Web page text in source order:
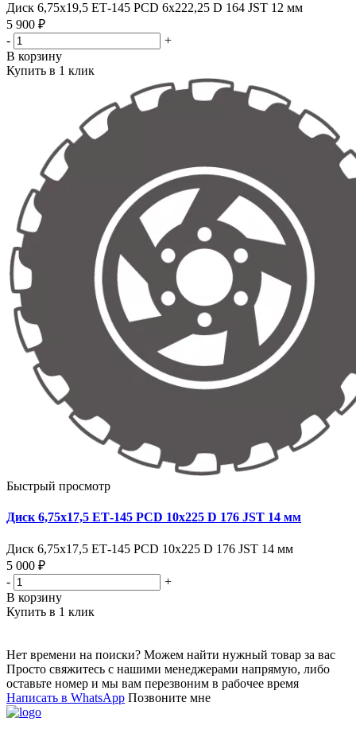
Диск 6,75х19,5 ЕТ-145 PCD 6x222,25 D 164 JST 12 мм
5 900 ₽
-
+
В корзину
Купить в 1 клик
Быстрый просмотр
Диск 6,75х17,5 ЕТ-145 PCD 10x225 D 176 JST 14 мм
Диск 6,75х17,5 ЕТ-145 PCD 10x225 D 176 JST 14 мм
5 000 ₽
-
+
В корзину
Купить в 1 клик
Нет времени на поиски? Можем найти нужный товар за вас
Просто свяжитесь с нашими менеджерами напрямую, либо
оставьте номер и мы вам перезвоним в рабочее время
Написать в WhatsApp Позвоните мне